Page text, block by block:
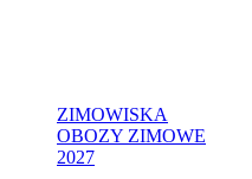
ZIMOWISKA
OBOZY ZIMOWE
2027